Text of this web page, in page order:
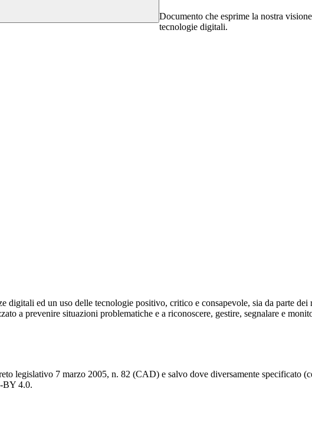
Documento che esprime la nostra
tecnologie digitali.
ed un uso delle tecnologie positivo, critico e consapevole, sia da parte
a prevenire situazioni problematiche e a riconoscere, gestire, segnalare e
legislativo 7 marzo 2005, n. 82 (CAD) e salvo dove diversamente specificato
BY 4.0.